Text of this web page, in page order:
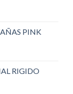
PINK
RIGIDO